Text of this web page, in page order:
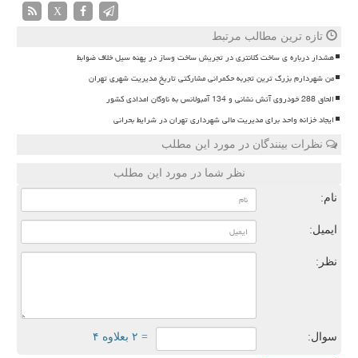
X
تازه ترین مطالب مرتبط
هشدار درباره ی ساخت کلانتری در تجریش ساخت وساز در پهنه سیل خلاف ضوابط
من شهردارم بزرگ ترین تجربه حکمرانی مشارکتی تاریخ مدیریت شهری تهران
الحاق 288 خودروی آتش نشانی و 134 آمبولانس به ناوگان امدادی کشور
ایجاد خزانه واحد برای مدیریت مالی شهرداری تهران در شرایط بحرانی
نظرات بینندگان در مورد این مطلب
نظر شما در مورد این مطلب
نام:
ایمیل:
نظر:
سوال: = ۲ بعلاوه ۴